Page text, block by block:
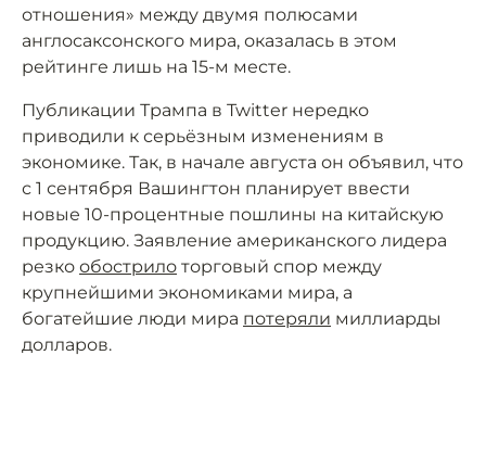
отношения» между двумя полюсами
англосаксонского мира, оказалась в этом
рейтинге лишь на 15-м месте.
Публикации Трампа в Twitter нередко
приводили к серьёзным изменениям в
экономике. Так, в начале августа он объявил, что
с 1 сентября Вашингтон планирует ввести
новые 10-процентные пошлины на китайскую
продукцию. Заявление американского лидера
резко обострило торговый спор между
крупнейшими экономиками мира, а
богатейшие люди мира потеряли миллиарды
долларов.